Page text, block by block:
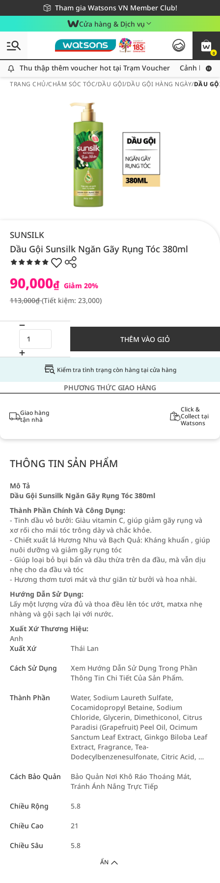
Tham gia Watsons VN Member Club!
Miễn phí giao hàng cho đơn hàng từ 249,000Đ
Giao hàng nhanh 24h - Áp dụng khu vực TP. Hồ Chí Minh
Cửa hàng & Dịch vụ
0
Thu thập thêm voucher hot tại Trạm Voucher
Thu thập thêm voucher hot tại Trạm Voucher Cảnh báo
TRANG CHỦ/CHĂM SÓC TÓC/DẦU GỘI/DẦU GỘI HÀNG NGÀY/DẦU
SUNSILK
Dầu Gội Sunsilk Ngăn Gãy Rụng Tóc 380ml
90,000₫ Giảm 20%
113,000₫(Tiết kiệm: 23,000)
THÊM VÀO GIỎ
Kiểm tra tình trạng còn hàng tại cửa hàng
PHƯƠNG THỨC GIAO HÀNG
Giao hàng
tận nhà
Click &
Collect tại
Watsons
THÔNG TIN SẢN PHẨM
Mô Tả
Dầu Gội Sunsilk Ngăn Gãy Rụng Tóc 380ml
Thành Phần Chính Và Công Dụng:
- Tinh dầu vỏ bưởi: Giàu vitamin C, giúp giảm gãy rụng và
xơ rối cho mái tóc trông dày và chắc khỏe.
- Chiết xuất lá Hương Nhu và Bạch Quả: Kháng khuẩn , giúp
nuôi dưỡng và giảm gãy rụng tóc
- Giúp loại bỏ bụi bẩn và dầu thừa trên da đầu, mà vẫn dịu
nhẹ cho da đầu và tóc
- Hương thơm tươi mát và thư giãn từ bưởi và hoa nhài.
Hướng Dẫn Sử Dụng:
Lấy một lượng vừa đủ và thoa đều lên tóc ướt, matxa nhẹ
nhàng và gội sạch lại với nước.
Xuất Xứ Thương Hiệu:
Anh
Xuất Xứ
Thái Lan
Cách Sử Dụng
Xem Hướng Dẫn Sử Dụng Trong Phần
Thông Tin Chi Tiết Của Sản Phẩm.
Thành Phần
Water, Sodium Laureth Sulfate,
Cocamidopropyl Betaine, Sodium
Chloride, Glycerin, Dimethiconol, Citrus
Paradisi (Grapefruit) Peel Oil, Ocimum
Sanctum Leaf Extract, Ginkgo Biloba Leaf
Extract, Fragrance, Tea-
Dodecylbenzenesulfonate, Citric Acid, …
Cách Bảo Quản
Bảo Quản Nơi Khô Ráo Thoáng Mát,
Tránh Ánh Nắng Trực Tiếp
Chiều Rộng 5.8
Chiều Cao 21
Chiều Sâu 5.8
ẨN